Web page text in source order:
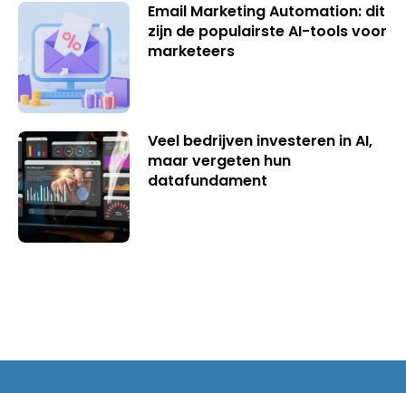
Email Marketing Automation: dit
zijn de populairste AI-tools voor
marketeers
Veel bedrijven investeren in AI,
maar vergeten hun
datafundament